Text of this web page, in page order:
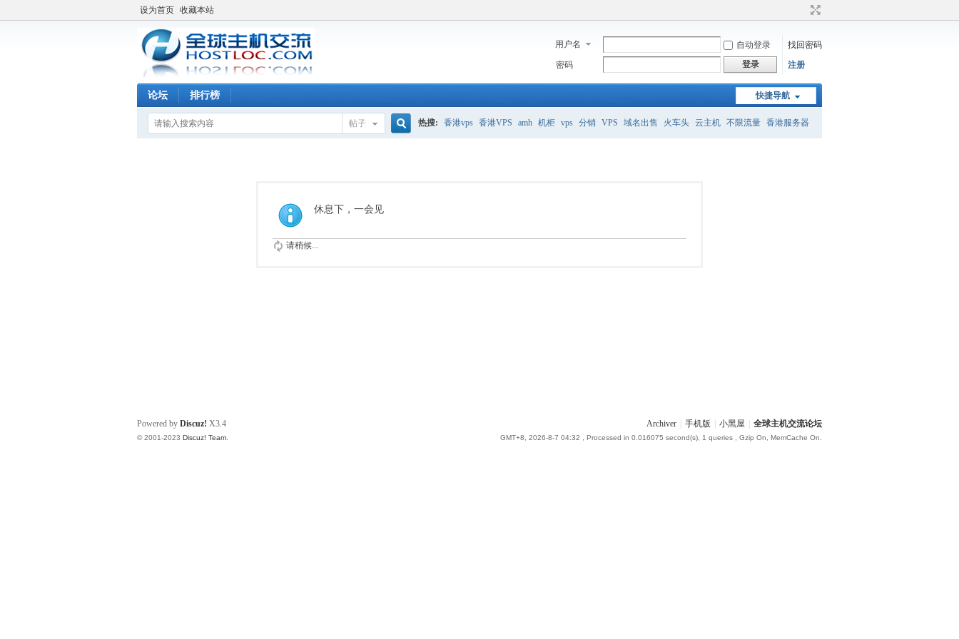
设为首页 收藏本站
用户名 自动登录
找回密码
密码
登录 注册
快捷导航
论坛 排行榜
帖子 热搜: 香港vps 香港VPS amh 机柜 vps 分销 VPS 域名出售 火车头 云主机 不限流量 香港服务器
休息下，一会见
请稍候...
Archiver 手机版 小黑屋 全球主机交流论坛
GMT+8, 2026-8-7 04:32 , Processed in 0.016075 second(s), 1 queries , Gzip On, MemCache On.
Powered by Discuz! X3.4
© 2001-2023 Discuz! Team